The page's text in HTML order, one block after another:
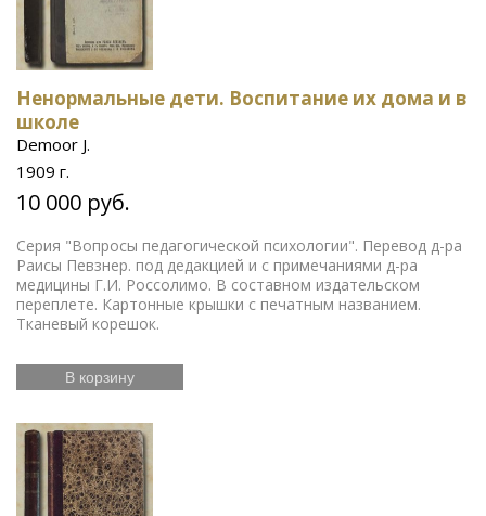
Ненормальные дети. Воспитание их дома и в
школе
Demoor J.
1909 г.
10 000 руб.
Серия "Вопросы педагогической психологии". Перевод д-ра
Раисы Певзнер. под дедакцией и с примечаниями д-ра
медицины Г.И. Россолимо. В составном издательском
переплете. Картонные крышки с печатным названием.
Тканевый корешок.
В корзину